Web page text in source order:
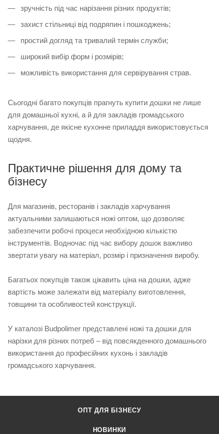
зручність під час нарізання різних продуктів;
захист стільниці від подряпин і пошкоджень;
простий догляд та тривалий термін служби;
широкий вибір форм і розмірів;
можливість використання для сервірування страв.
Сьогодні багато покупців прагнуть купити дошки не лише
для домашньої кухні, а й для закладів громадського
харчування, де якісне кухонне приладдя використовується
щодня.
Практичне рішення для дому та
бізнесу
Для магазинів, ресторанів і закладів харчування
актуальними залишаються ножі оптом, що дозволяє
забезпечити робочі процеси необхідною кількістю
інструментів. Водночас під час вибору дошок важливо
звертати увагу на матеріал, розмір і призначення виробу.
Багатьох покупців також цікавить ціна на дошки, адже
вартість може залежати від матеріалу виготовлення,
товщини та особливостей конструкції.
У каталозі Budpolimer представлені ножі та дошки для
нарізки для різних потреб – від повсякденного домашнього
використання до професійних кухонь і закладів
громадського харчування.
ОПТ ДЛЯ БІЗНЕСУ
НОВИНКИ